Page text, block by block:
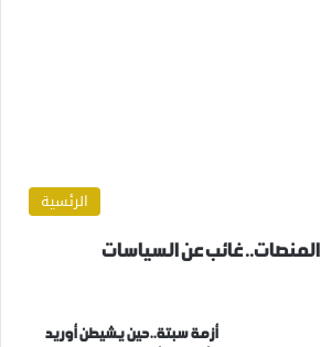
الرئسية
غائب عن السياسات
أزمة سبتة..حين يشيطن أوريد